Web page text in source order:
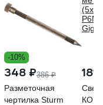
-10%
348 ₽386 ₽
Разметочная
чертилка Sturm
181